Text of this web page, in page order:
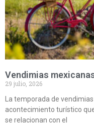
Vendimias
29 julio, 2026
La temporada de
acontecimiento turístico
se relacionan con el